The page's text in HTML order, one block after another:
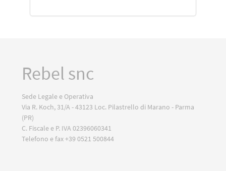
Rebel snc
Sede Legale e Operativa
Via R. Koch, 31/A - 43123 Loc. Pilastrello di Marano - Parma
(PR)
C. Fiscale e P. IVA 02396060341
Telefono e fax +39 0521 500844